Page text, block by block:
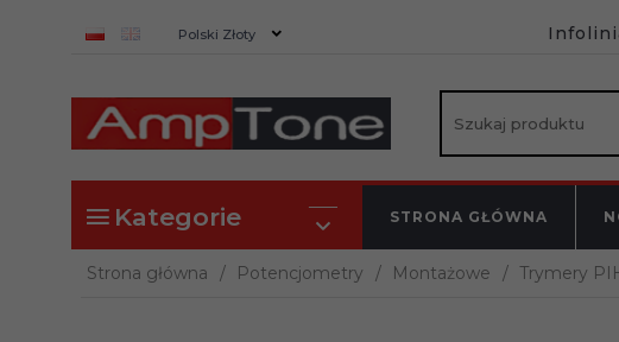
currency_h
Polski Złoty
Kategorie STRONA GŁÓWNA
Strona główna Potencjometry Montażowe Trymery